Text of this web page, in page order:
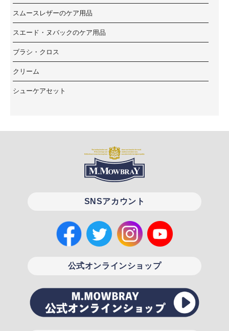
スムースレザーのケア用品
スエード・ヌバックのケア用品
ブラシ・クロス
クリーム
シューケアセット
SNSアカウント
公式オンラインショップ